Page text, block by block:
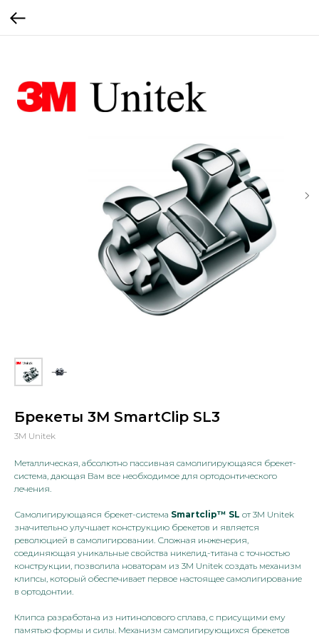
Брекеты 3M SmartClip SL3
3M Unitek
Металлическая, абсолютно пассивная самолигирующаяся брекет-
система, дающая Вам все необходимое для ортодонтического
лечения.
Самолигирующаяся брекет-система Smartclip™ SL от 3М Unitek
значительно улучшает конструкцию брекетов и является
революцией в самолигировании. Сложная инженерия,
соединяющая уникальные свойства никелид-титана с точностью
конструкции, позволила новаторам из 3М Unitek создать механизм
клипсы, который обеспечивает первое настоящее самолигирование
в ортодонтии.
Клипса разработана из нитинолового сплава, с присущими ему
памятью формы и силы. Механизм самолигирующихся брекетов